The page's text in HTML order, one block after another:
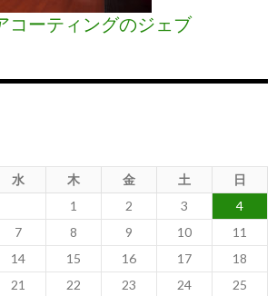
コーティングのジェブ
水 木 金 土
日
1
2 3
4
7 8 9 10
11
14 15 16 17
18
21 22 23 24 25